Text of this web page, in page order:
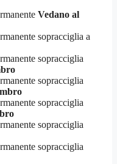
Vedano al
sopracciglia a
sopracciglia
sopracciglia
sopracciglia
sopracciglia
sopracciglia